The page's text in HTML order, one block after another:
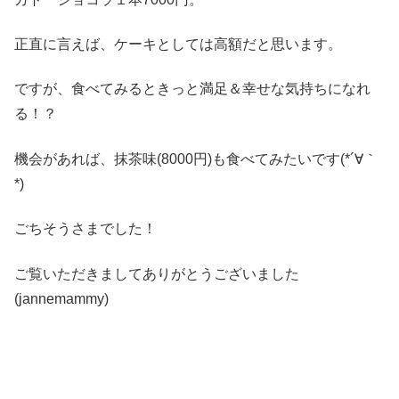
正直に言えば、ケーキとしては高額だと思います。
ですが、食べてみるときっと満足＆幸せな気持ちになれ
る！？
機会があれば、抹茶味(8000円)も食べてみたいです(*´∀｀
*)
ごちそうさまでした！
ご覧いただきましてありがとうございました
(jannemammy)